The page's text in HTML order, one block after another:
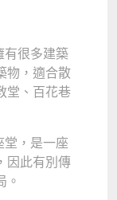
有很多建築
物，適合散
堂、百花巷
堂，是一座
因此有別傳
。